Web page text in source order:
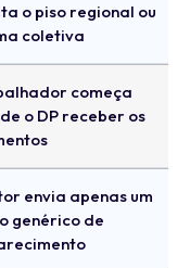
o piso regional ou
coletiva
começa
o DP receber os
envia apenas um
genérico de